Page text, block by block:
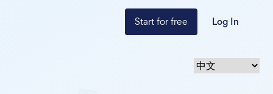
Start for free Log In